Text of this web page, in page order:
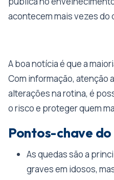
acontecem mais vezes do
A boa notícia é que a
Com informação, atenção
alterações na rotina, é
o risco e proteger quem
Pontos-chave
As quedas são a
graves em idosos,